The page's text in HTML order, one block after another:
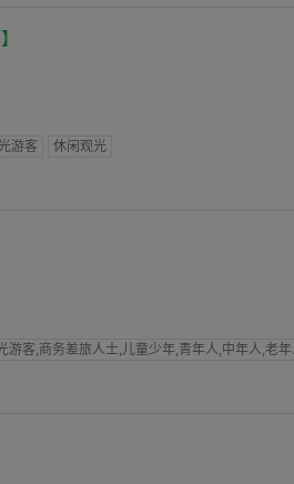
游客 休闲观光
游客,商务差旅人士,儿童少年,青年人,中年人,老年